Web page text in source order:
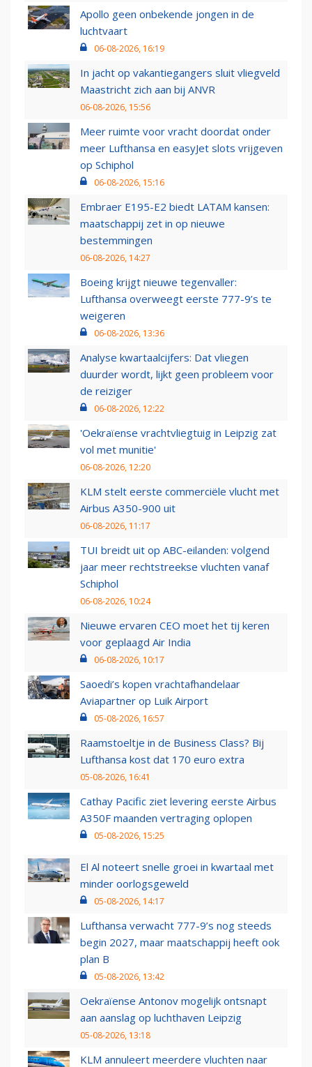
Apollo geen onbekende jongen in de
luchtvaart
06-08-2026, 16:19
In jacht op vakantiegangers sluit vliegveld
Maastricht zich aan bij ANVR
06-08-2026, 15:56
Meer ruimte voor vracht doordat onder
meer Lufthansa en easyJet slots vrijgeven
op Schiphol
06-08-2026, 15:16
Embraer E195-E2 biedt LATAM kansen:
maatschappij zet in op nieuwe
bestemmingen
06-08-2026, 14:27
Boeing krijgt nieuwe tegenvaller:
Lufthansa overweegt eerste 777-9’s te
weigeren
06-08-2026, 13:36
Analyse kwartaalcijfers: Dat vliegen
duurder wordt, lijkt geen probleem voor
de reiziger
06-08-2026, 12:22
'Oekraïense vrachtvliegtuig in Leipzig zat
vol met munitie'
06-08-2026, 12:20
KLM stelt eerste commerciële vlucht met
Airbus A350-900 uit
06-08-2026, 11:17
TUI breidt uit op ABC-eilanden: volgend
jaar meer rechtstreekse vluchten vanaf
Schiphol
06-08-2026, 10:24
Nieuwe ervaren CEO moet het tij keren
voor geplaagd Air India
06-08-2026, 10:17
Saoedi’s kopen vrachtafhandelaar
Aviapartner op Luik Airport
05-08-2026, 16:57
Raamstoeltje in de Business Class? Bij
Lufthansa kost dat 170 euro extra
05-08-2026, 16:41
Cathay Pacific ziet levering eerste Airbus
A350F maanden vertraging oplopen
05-08-2026, 15:25
El Al noteert snelle groei in kwartaal met
minder oorlogsgeweld
05-08-2026, 14:17
Lufthansa verwacht 777-9’s nog steeds
begin 2027, maar maatschappij heeft ook
plan B
05-08-2026, 13:42
Oekraïense Antonov mogelijk ontsnapt
aan aanslag op luchthaven Leipzig
05-08-2026, 13:18
KLM annuleert meerdere vluchten naar